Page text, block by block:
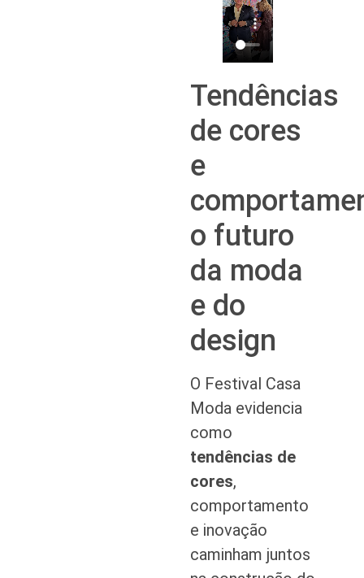
Tendências
de cores
e
o futuro
da moda
e do
design
O Festival Casa
Moda evidencia
como
tendências de
cores,
comportamento
e inovação
caminham juntos